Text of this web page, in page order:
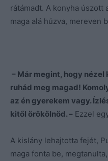
rátámadt. A konyha úszott
maga alá húzva, mereven
– Már megint, hogy nézel
ruhád meg magad!
az én gyerekem vagy.
kitől örökölnöd. – Ezzel
A kislány lehajtotta fejét,
maga fonta be,